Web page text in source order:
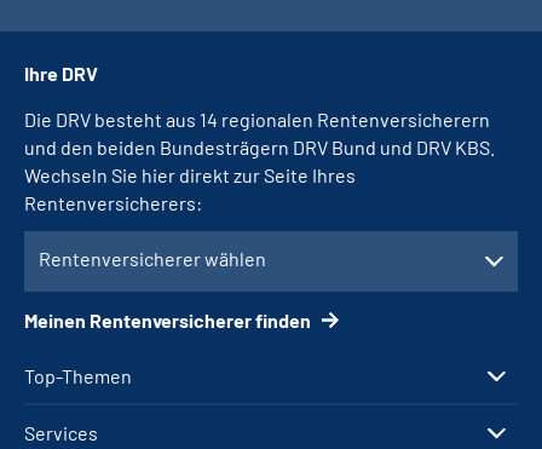
Top-Themen
Services
Ihre DRV
Die DRV besteht aus 14 regionalen Rentenversicherern
und den beiden Bundesträgern DRV Bund und DRV KBS.
Wechseln Sie hier direkt zur Seite Ihres
Rentenversicherers:
Rentenversicherer wählen
Meinen Rentenversicherer finden